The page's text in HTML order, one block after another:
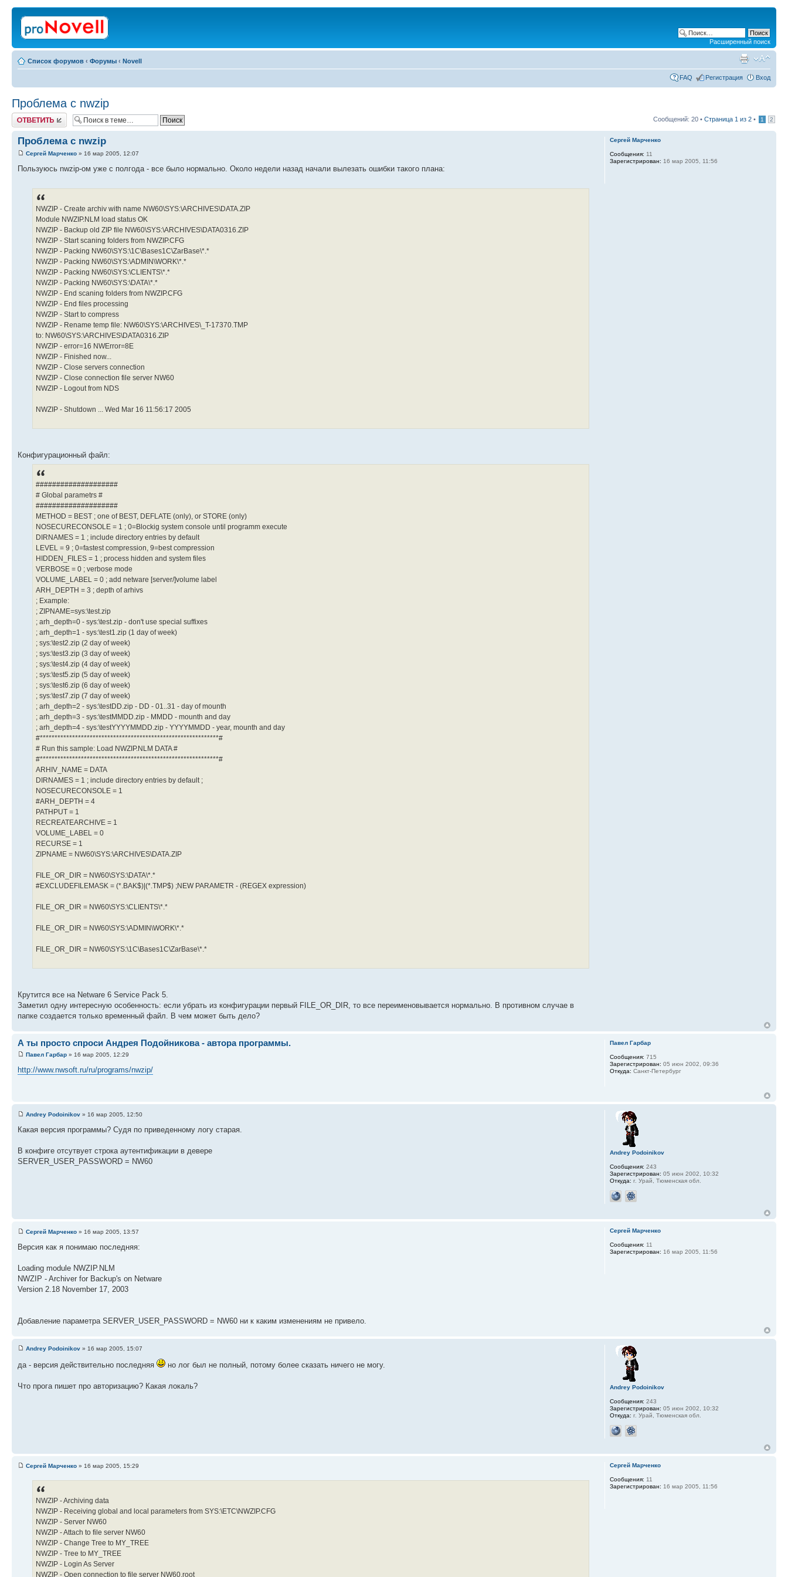
Расширенный поиск
Список форумов ‹ Форумы ‹ Novell
FAQ Регистрация Вход
Проблема с nwzip
Ответить Сообщений: 20 • Страница 1 из 2 • 1 2
Проблема с nwzip
Сергей Марченко » 16 мар 2005, 12:07
Пользуюсь nwzip-ом уже с полгода - все было нормально. Около недели назад начали вылезать ошибки такого плана:
NWZIP - Create archiv with name NW60\SYS:\ARCHIVES\DATA.ZIP
Module NWZIP.NLM load status OK
NWZIP - Backup old ZIP file NW60\SYS:\ARCHIVES\DATA0316.ZIP
NWZIP - Start scaning folders from NWZIP.CFG
NWZIP - Packing NW60\SYS:\1C\Bases1C\ZarBase\*.*
NWZIP - Packing NW60\SYS:\ADMIN\WORK\*.*
NWZIP - Packing NW60\SYS:\CLIENTS\*.*
NWZIP - Packing NW60\SYS:\DATA\*.*
NWZIP - End scaning folders from NWZIP.CFG
NWZIP - End files processing
NWZIP - Start to compress
NWZIP - Rename temp file: NW60\SYS:\ARCHIVES\_T-17370.TMP
to: NW60\SYS:\ARCHIVES\DATA0316.ZIP
NWZIP - error=16 NWError=8E
NWZIP - Finished now...
NWZIP - Close servers connection
NWZIP - Close connection file server NW60
NWZIP - Logout from NDS
NWZIP - Shutdown ... Wed Mar 16 11:56:17 2005
Конфигурационный файл:
####################
# Global parametrs #
####################
METHOD = BEST ; one of BEST, DEFLATE (only), or STORE (only)
NOSECURECONSOLE = 1 ; 0=Blockig system console until programm execute
DIRNAMES = 1 ; include directory entries by default
LEVEL = 9 ; 0=fastest compression, 9=best compression
HIDDEN_FILES = 1 ; process hidden and system files
VERBOSE = 0 ; verbose mode
VOLUME_LABEL = 0 ; add netware [server/]volume label
ARH_DEPTH = 3 ; depth of arhivs
; Example:
; ZIPNAME=sys:\test.zip
; arh_depth=0 - sys:\test.zip - don't use special suffixes
; arh_depth=1 - sys:\test1.zip (1 day of week)
; sys:\test2.zip (2 day of week)
; sys:\test3.zip (3 day of week)
; sys:\test4.zip (4 day of week)
; sys:\test5.zip (5 day of week)
; sys:\test6.zip (6 day of week)
; sys:\test7.zip (7 day of week)
; arh_depth=2 - sys:\testDD.zip - DD - 01..31 - day of mounth
; arh_depth=3 - sys:\testMMDD.zip - MMDD - mounth and day
; arh_depth=4 - sys:\testYYYYMMDD.zip - YYYYMMDD - year, mounth and day
#*************************************************************#
# Run this sample: Load NWZIP.NLM DATA #
#*************************************************************#
ARHIV_NAME = DATA
DIRNAMES = 1 ; include directory entries by default ;
NOSECURECONSOLE = 1
#ARH_DEPTH = 4
PATHPUT = 1
RECREATEARCHIVE = 1
VOLUME_LABEL = 0
RECURSE = 1
ZIPNAME = NW60\SYS:\ARCHIVES\DATA.ZIP
FILE_OR_DIR = NW60\SYS:\DATA\*.*
#EXCLUDEFILEMASK = (*.BAK$)|(*.TMP$) ;NEW PARAMETR - (REGEX expression)
FILE_OR_DIR = NW60\SYS:\CLIENTS\*.*
FILE_OR_DIR = NW60\SYS:\ADMIN\WORK\*.*
FILE_OR_DIR = NW60\SYS:\1C\Bases1C\ZarBase\*.*
Крутится все на Netware 6 Service Pack 5.
Заметил одну интересную особенность: если убрать из конфигурации первый FILE_OR_DIR, то все переименовывается нормально. В противном случае в
папке создается только временный файл. В чем может быть дело?
Сергей Марченко
Сообщения: 11
Зарегистрирован: 16 мар 2005, 11:56
А ты просто спроси Андрея Подойникова - автора программы.
Павел Гарбар » 16 мар 2005, 12:29
http://www.nwsoft.ru/ru/programs/nwzip/
Павел Гарбар
Сообщения: 715
Зарегистрирован: 05 июн 2002, 09:36
Откуда: Санкт-Петербург
Andrey Podoinikov » 16 мар 2005, 12:50
Какая версия программы? Судя по приведенному логу старая.
В конфиге отсутвует строка аутентификации в девере
SERVER_USER_PASSWORD = NW60
Andrey Podoinikov
Сообщения: 243
Зарегистрирован: 05 июн 2002, 10:32
Откуда: г. Урай, Тюменская обл.
Сергей Марченко » 16 мар 2005, 13:57
Версия как я понимаю последняя:
Loading module NWZIP.NLM
NWZIP - Archiver for Backup's on Netware
Version 2.18 November 17, 2003
Добавление параметра SERVER_USER_PASSWORD = NW60 ни к каким изменениям не привело.
Сергей Марченко
Сообщения: 11
Зарегистрирован: 16 мар 2005, 11:56
Andrey Podoinikov » 16 мар 2005, 15:07
да - версия действительно последняя но лог был не полный, потому более сказать ничего не могу.
Что прога пишет про авторизацию? Какая локаль? Andrey Podoinikov
Сообщения: 243
Зарегистрирован: 05 июн 2002, 10:32
Откуда: г. Урай, Тюменская обл.
Сергей Марченко » 16 мар 2005, 15:29
NWZIP - Archiving data
NWZIP - Receiving global and local parameters from SYS:\ETC\NWZIP.CFG
NWZIP - Server NW60
NWZIP - Attach to file server NW60
NWZIP - Change Tree to MY_TREE
NWZIP - Tree to MY_TREE
NWZIP - Login As Server
NWZIP - Open connection to file server NW60.root
Сергей Марченко
Сообщения: 11
Зарегистрирован: 16 мар 2005, 11:56